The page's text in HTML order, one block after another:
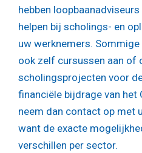
hebben
helpen bij scholings- en
uw werknemers.
ook zelf cursussen aan of
scholingsprojecten voor
financiële bijdrage van het
neem dan contact op met
want de exacte
verschillen per sector.